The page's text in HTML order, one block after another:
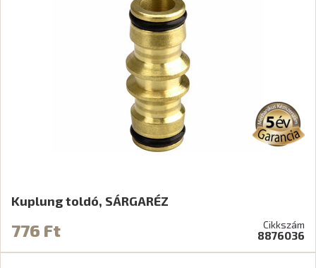
Kuplung toldó, SÁRGARÉZ
776 Ft Cikkszám
8876036